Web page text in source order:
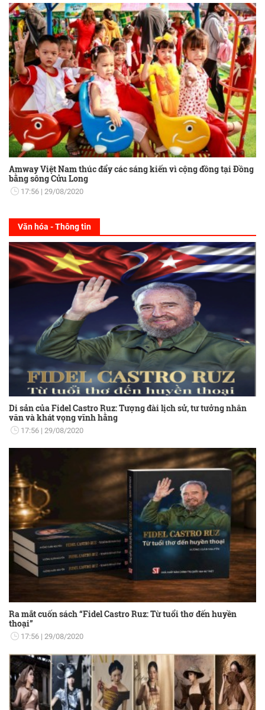
Amway Việt Nam thúc đẩy các sáng kiến vì cộng đồng tại Đồng
bằng sông Cửu Long
17:56 29/08/2020
Văn hóa - Thông tin
Di sản của Fidel Castro Ruz: Tượng đài lịch sử, tư tưởng nhân
văn và khát vọng vĩnh hằng
17:56 29/08/2020
Ra mắt cuốn sách “Fidel Castro Ruz: Từ tuổi thơ đến huyền
thoại”
17:56 29/08/2020